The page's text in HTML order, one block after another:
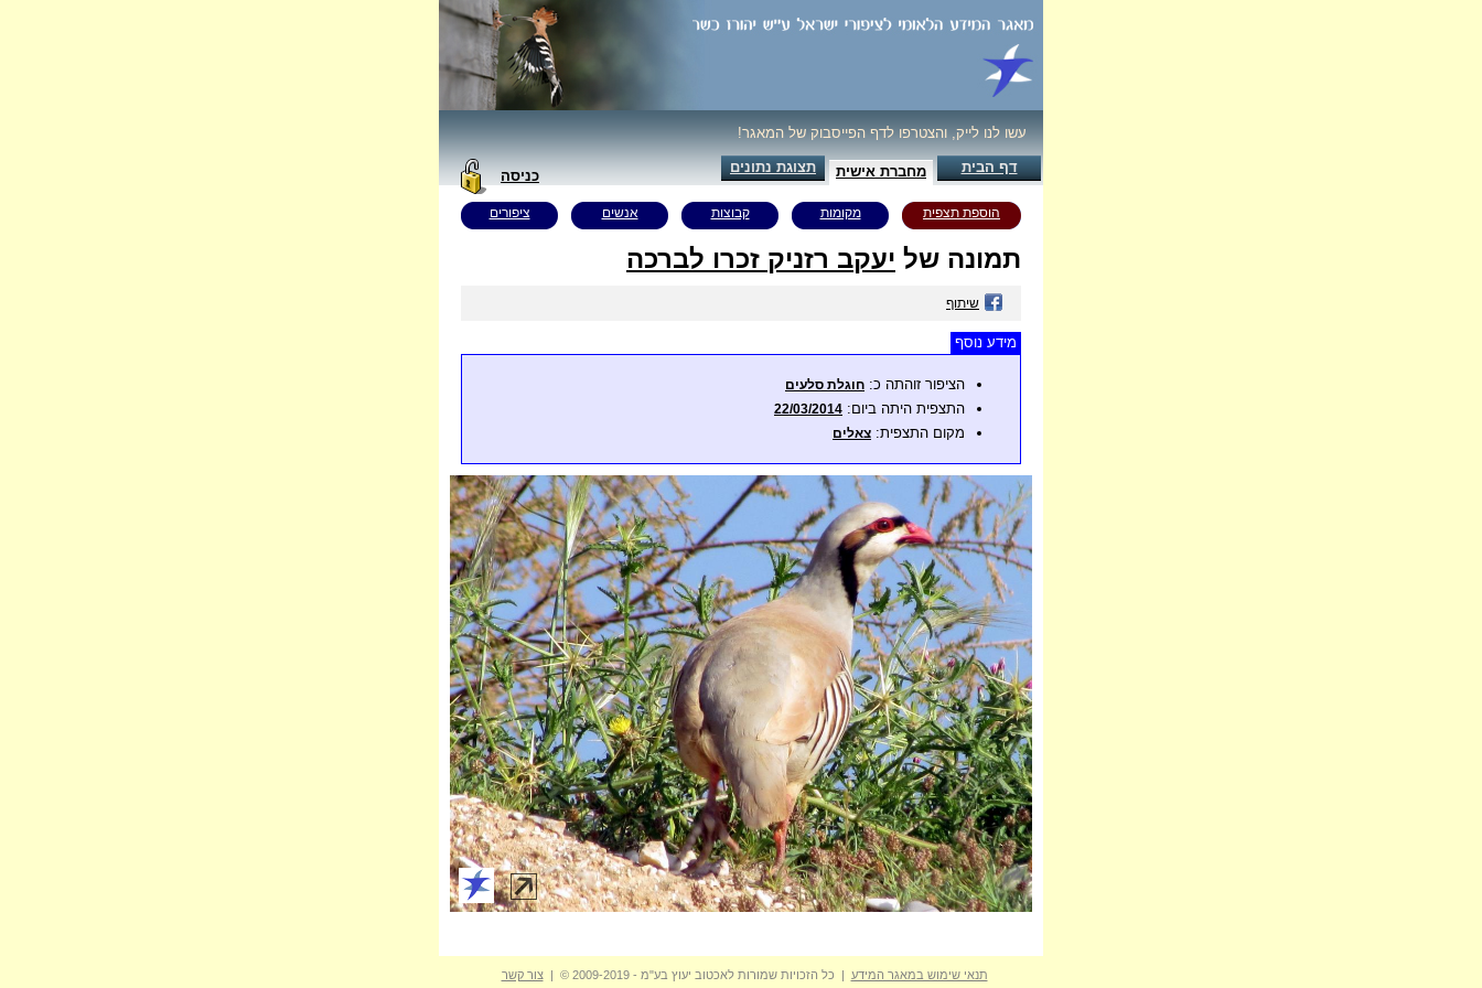
עשו לנו לייק, והצטרפו לדף הפייסבוק של המאגר!
דף הבית מחברת אישית תצוגת נתונים
כניסה
הוספת תצפית מקומות קבוצות אנשים ציפורים
תמונה של יעקב רזניק זכרו לברכה
שיתוף
מידע נוסף
הציפור זוהתה כ: חוגלת סלעים
התצפית היתה ביום: 22/03/2014
מקום התצפית: צאלים
תנאי שימוש במאגר המידע | כל הזכויות שמורות לאכטוב יעוץ בע"מ - 2009-2019 © | צור קשר